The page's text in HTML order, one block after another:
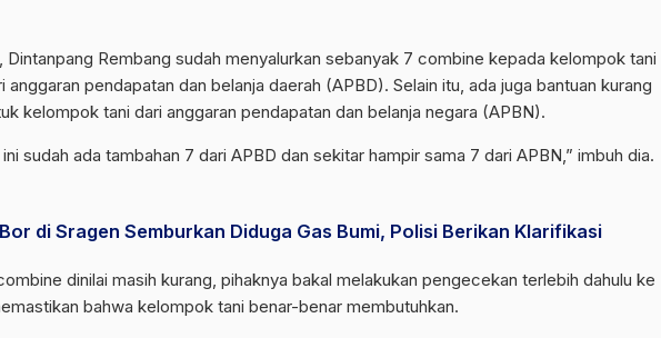
Dintanpang Rembang sudah menyalurkan sebanyak 7 combine kepada kelompok tani
anggaran pendapatan dan belanja daerah (APBD). Selain itu, ada juga bantuan kurang
kelompok tani dari anggaran pendapatan dan belanja negara (APBN).
sudah ada tambahan 7 dari APBD dan sekitar hampir sama 7 dari APBN,” imbuh dia.
di Sragen Semburkan Diduga Gas Bumi, Polisi Berikan Klarifikasi
dinilai masih kurang, pihaknya bakal melakukan pengecekan terlebih dahulu ke
bahwa kelompok tani benar-benar membutuhkan.